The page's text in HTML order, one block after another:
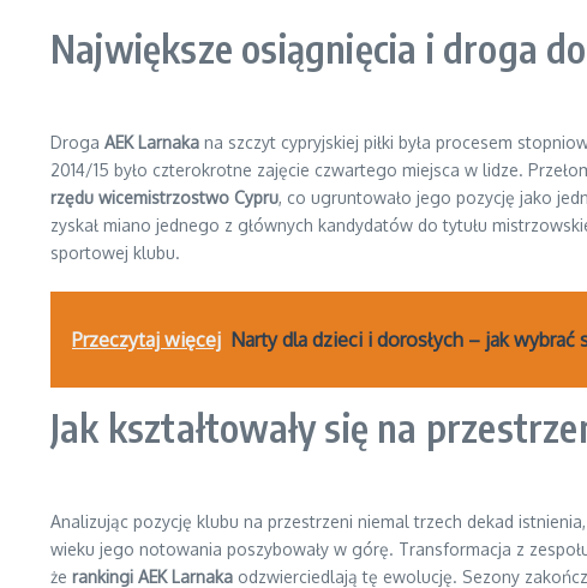
Największe osiągnięcia i droga
Droga AEK Larnaka na szczyt cypryjskiej piłki była procesem
2014/15 było czterokrotne zajęcie czwartego miejsca w lidze.
rzędu wicemistrzostwo Cypru, co ugruntowało jego pozycję jako
zyskał miano jednego z głównych kandydatów do tytułu
sportowej klubu.
Przeczytaj więcej Narty dla dzieci i dorosłych – jak wybrać
Jak kształtowały się na
Analizując pozycję klubu na przestrzeni niemal trzech dekad
wieku jego notowania poszybowały w górę. Transformacja z
że rankingi AEK Larnaka odzwierciedlają tę ewolucję. Sezony